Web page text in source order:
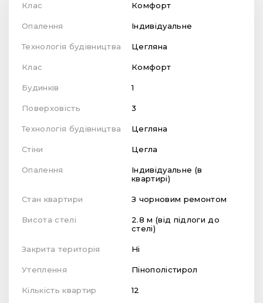
Клас Комфорт
Опалення Індивідуальне
Технологія будівництва Цегляна
Клас Комфорт
Будинків 1
Поверховість 3
Технологія будівництва Цегляна
Стіни Цегла
Опалення
Індивідуальне (в
квартирі)
Стан квартири З чорновим ремонтом
Висота стелі
2.8 м (від підлоги до
стелі)
Закрита територія Ні
Утеплення Пінополістирол
Кількість квартир 12